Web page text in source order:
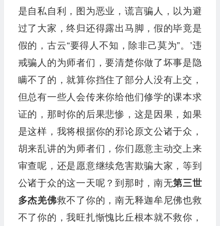
是自私自利，图为恶业，谎言骗人，以为避
过了大家，终归还得露出马脚，假的毕竟是
假的，古云“要得人不知，除非己莫为”。’违
戒骗人的为师者们，要清楚你做了坏事是隐
瞒不了的，就算你挡住了部分人没有上交，
但总有一些人会传来你给他们修学的课本求
证的，那时你的后果悲惨，这是因果，如果
是这样，我将根据你的邪论原文公诸于众，
胡来乱讲的为师者们，你们愿意主动交上来
审查呢，还是愿意继续危害欺骗大家，等到
公诸于众的这一天呢？到那时，南无第三世
多杰羌佛救不了你的，南无释迦牟尼佛也救
不了你的，我旺扎惭愧比丘根本就不救你，